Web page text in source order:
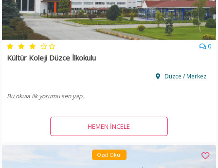
0
Kültür Koleji Düzce İlkokulu
Düzce / Merkez
Bu okula ilk yorumu sen yap..
HEMEN İNCELE
Özel Okul